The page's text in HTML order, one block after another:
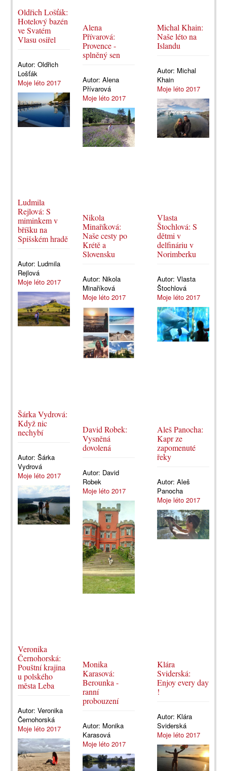
Oldřich Lošťák:
Hotelový bazén
ve Svatém
Vlasu osiřel
Autor: Oldřich
Lošťák
Moje léto 2017
Alena
Přívarová:
Provence -
splněný sen
Autor:Alena
Přívarová
Moje léto 2017
Michal Khain:
Naše léto na
Islandu
Autor: Michal
Khain
Moje léto 2017
Ludmila
Rejlová: S
miminkem v
bříšku na
Spišském hradě
Autor: Ludmila
Rejlová
Moje léto 2017
Nikola
Minaříková:
Naše cesty po
Krétě a
Slovensku
Autor: Nikola
Minaříková
Moje léto 2017
Vlasta
Štochlová: S
dětmi v
delfináriu v
Norimberku
Autor:Vlasta
Štochlová
Moje léto 2017
Šárka Vydrová:
Když nic
nechybí
Autor: Šárka
Vydrová
Moje léto 2017
David Robek:
Vysněná
dovolená
Autor: David
Robek
Moje léto 2017
Aleš Panocha:
Kapr ze
zapomenuté
řeky
Autor:Aleš
Panocha
Moje léto 2017
Veronika
Černohorská:
Pouštní krajina
u polského
města Leba
Autor: Veronika
Černohorská
Moje léto 2017
Monika
Karasová:
Berounka -
ranní
probouzení
Autor: Monika
Karasová
Moje léto 2017
Klára
Sviderská:
Enjoy every day
!
Autor: Klára
Sviderská
Moje léto 2017